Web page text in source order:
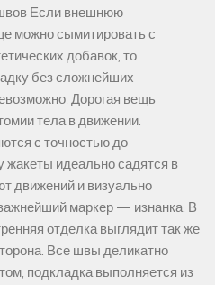
Если внешнюю
можно сымитировать с
добавок, то
без сложнейших
Дорогая вещь
тела в движении.
с точностью до
жакеты идеально садятся в
движений и визуально
маркер — изнанка. В
отделка выглядит так же
Все швы деликатно
подкладка выполняется из